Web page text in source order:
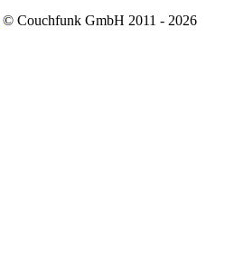
© Couchfunk GmbH 2011 - 2026